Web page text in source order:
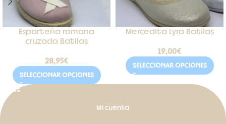
Esparteña romana
cruzada Batilas
28,95€
SELECCIONAR OPCIONES
Mercedita Lyra Batilas
19,00€
SELECCIONAR OPCIONES
Mi cuenta